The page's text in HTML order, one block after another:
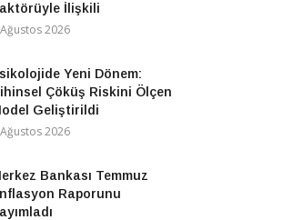
İlişkili
2026
Yeni Dönem:
Çöküş Riskini Ölçen
Geliştirildi
2026
Bankası Temmuz
Raporunu